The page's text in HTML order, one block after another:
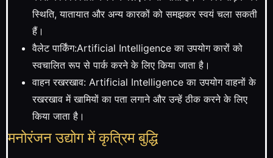
स्थिति, यातायात और अन्य कारकों को समझकर स्वयं चला सकती
हैं।
वैलेट पार्किंग:Artificial Intelligence का उपयोग कारों को
स्वचालित रूप से पार्क करने के लिए किया जाता है।
वाहन रखरखाव: Artificial Intelligence का उपयोग वाहनों के
रखरखाव में खामियों का पता लगाने और उन्हें ठीक करने के लिए
किया जाता है।
मनोरंजन उद्योग में कृत्रिम बुद्धि